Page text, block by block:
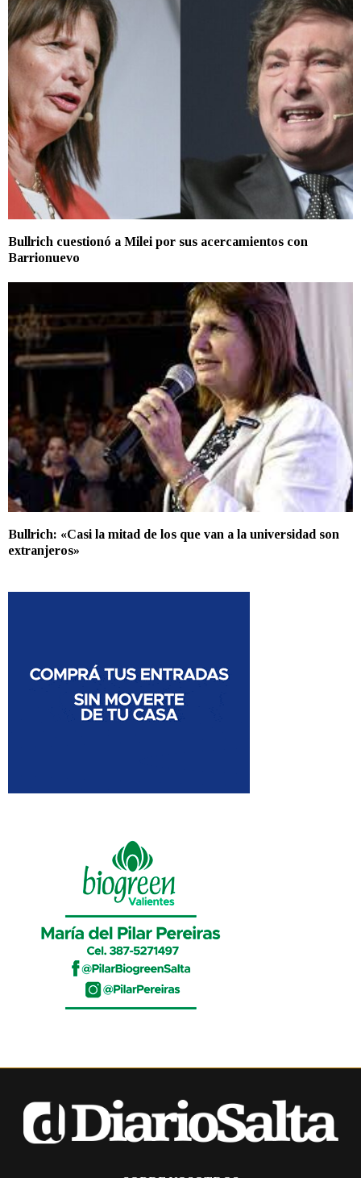
Bullrich cuestionó a Milei por sus acercamientos con
Barrionuevo
Bullrich: «Casi la mitad de los que van a la universidad son
extranjeros»